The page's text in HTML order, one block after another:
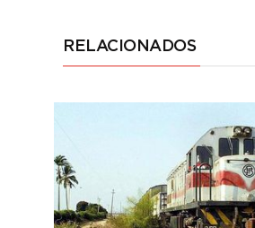
RELACIONADOS